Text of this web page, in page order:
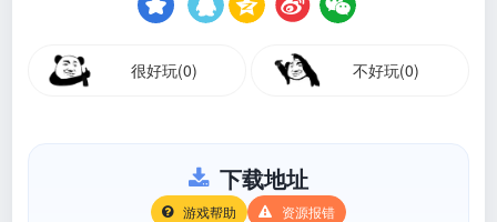
很好玩(0) 不好玩(0)
下载地址
游戏帮助 资源报错